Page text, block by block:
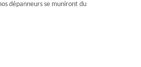
dépanneurs se muniront du